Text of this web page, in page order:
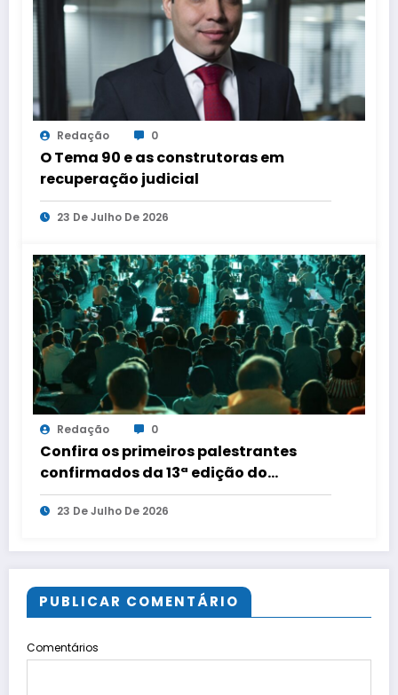
Redação 0
O Tema 90 e as construtoras em
recuperação judicial
23 De Julho De 2026
Redação 0
Confira os primeiros palestrantes
confirmados da 13ª edição do
Conecta Imobi, em São Paulo
23 De Julho De 2026
PUBLICAR COMENTÁRIO
Comentários